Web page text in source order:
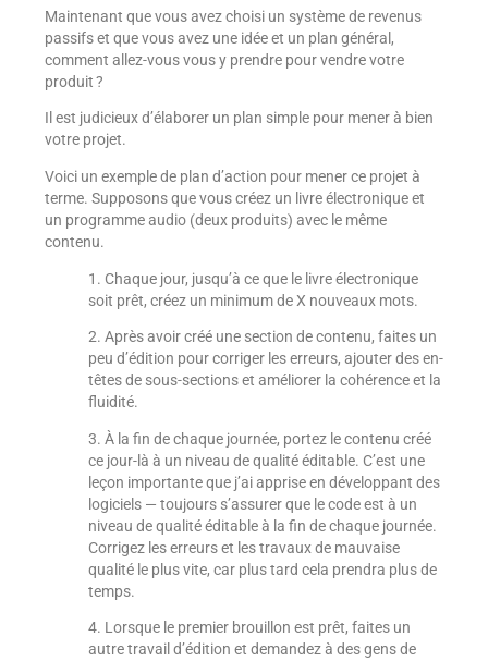
Maintenant que vous avez choisi un système de revenus
passifs et que vous avez une idée et un plan général,
comment allez-vous vous y prendre pour vendre votre
produit ?
Il est judicieux d’élaborer un plan simple pour mener à bien
votre projet.
Voici un exemple de plan d’action pour mener ce projet à
terme. Supposons que vous créez un livre électronique et
un programme audio (deux produits) avec le même
contenu.
1. Chaque jour, jusqu’à ce que le livre électronique
soit prêt, créez un minimum de X nouveaux mots.
2. Après avoir créé une section de contenu, faites un
peu d’édition pour corriger les erreurs, ajouter des en-
têtes de sous-sections et améliorer la cohérence et la
fluidité.
3. À la fin de chaque journée, portez le contenu créé
ce jour-là à un niveau de qualité éditable. C’est une
leçon importante que j’ai apprise en développant des
logiciels — toujours s’assurer que le code est à un
niveau de qualité éditable à la fin de chaque journée.
Corrigez les erreurs et les travaux de mauvaise
qualité le plus vite, car plus tard cela prendra plus de
temps.
4. Lorsque le premier brouillon est prêt, faites un
autre travail d’édition et demandez à des gens de